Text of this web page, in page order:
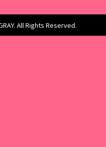
All Rights Reserved.